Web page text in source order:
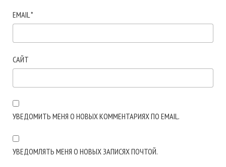
EMAIL *
САЙТ
УВЕДОМИТЬ МЕНЯ О НОВЫХ КОММЕНТАРИЯХ ПО EMAIL.
УВЕДОМЛЯТЬ МЕНЯ О НОВЫХ ЗАПИСЯХ ПОЧТОЙ.